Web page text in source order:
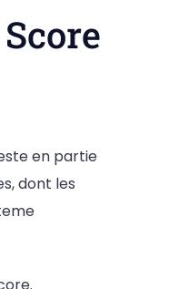
en partie
dont les